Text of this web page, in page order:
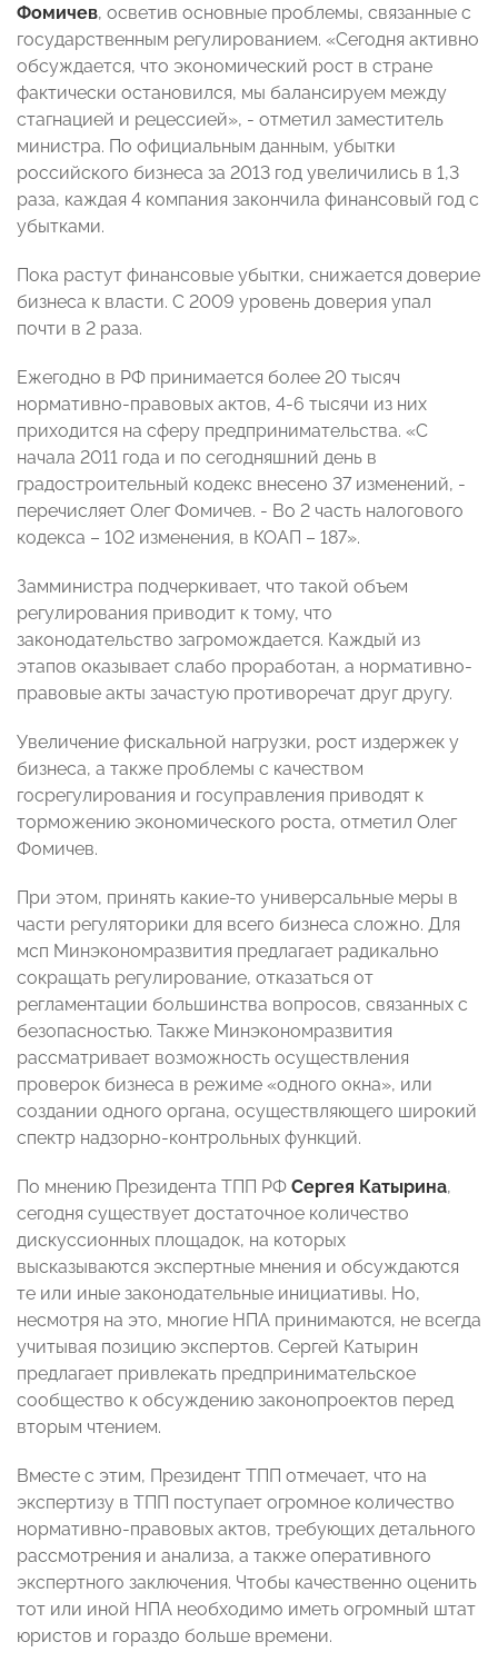
Фомичев, осветив основные проблемы, связанные с
государственным регулированием. «Сегодня активно
обсуждается, что экономический рост в стране
фактически остановился, мы балансируем между
стагнацией и рецессией», - отметил заместитель
министра. По официальным данным, убытки
российского бизнеса за 2013 год увеличились в 1,3
раза, каждая 4 компания закончила финансовый год с
убытками.
Пока растут финансовые убытки, снижается доверие
бизнеса к власти. С 2009 уровень доверия упал
почти в 2 раза.
Ежегодно в РФ принимается более 20 тысяч
нормативно-правовых актов, 4-6 тысячи из них
приходится на сферу предпринимательства. «С
начала 2011 года и по сегодняшний день в
градостроительный кодекс внесено 37 изменений, -
перечисляет Олег Фомичев. - Во 2 часть налогового
кодекса – 102 изменения, в КОАП – 187».
Замминистра подчеркивает, что такой объем
регулирования приводит к тому, что
законодательство загромождается. Каждый из
этапов оказывает слабо проработан, а нормативно-
правовые акты зачастую противоречат друг другу.
Увеличение фискальной нагрузки, рост издержек у
бизнеса, а также проблемы с качеством
госрегулирования и госуправления приводят к
торможению экономического роста, отметил Олег
Фомичев.
При этом, принять какие-то универсальные меры в
части регуляторики для всего бизнеса сложно. Для
мсп Минэкономразвития предлагает радикально
сокращать регулирование, отказаться от
регламентации большинства вопросов, связанных с
безопасностью. Также Минэкономразвития
рассматривает возможность осуществления
проверок бизнеса в режиме «одного окна», или
создании одного органа, осуществляющего широкий
спектр надзорно-контрольных функций.
По мнению Президента ТПП РФ Сергея Катырина,
сегодня существует достаточное количество
дискуссионных площадок, на которых
высказываются экспертные мнения и обсуждаются
те или иные законодательные инициативы. Но,
несмотря на это, многие НПА принимаются, не всегда
учитывая позицию экспертов. Сергей Катырин
предлагает привлекать предпринимательское
сообщество к обсуждению законопроектов перед
вторым чтением.
Вместе с этим, Президент ТПП отмечает, что на
экспертизу в ТПП поступает огромное количество
нормативно-правовых актов, требующих детального
рассмотрения и анализа, а также оперативного
экспертного заключения. Чтобы качественно оценить
тот или иной НПА необходимо иметь огромный штат
юристов и гораздо больше времени.